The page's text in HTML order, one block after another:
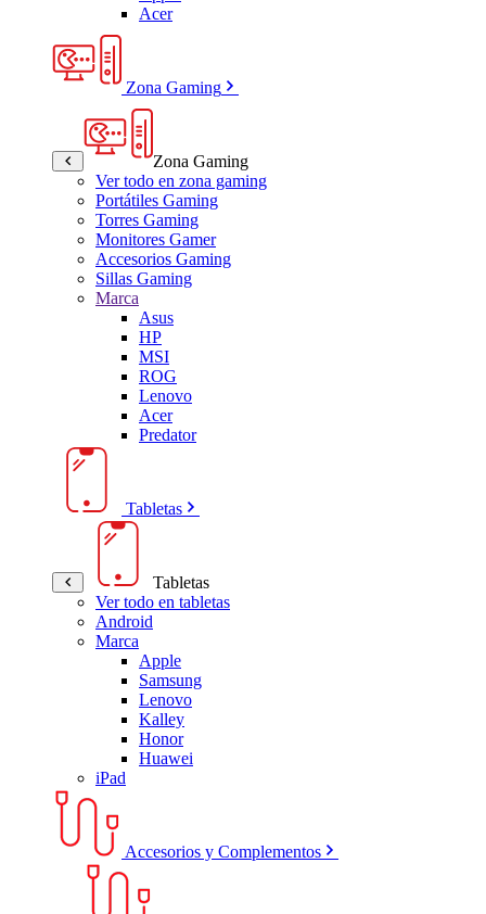
Acer
Zona Gaming
Zona Gaming
Ver todo en zona gaming
Portátiles Gaming
Torres Gaming
Monitores Gamer
Accesorios Gaming
Sillas Gaming
Marca
Asus
HP
MSI
ROG
Lenovo
Acer
Predator
Tabletas
Tabletas
Ver todo en tabletas
Android
Marca
Apple
Samsung
Lenovo
Kalley
Honor
Huawei
iPad
Accesorios y Complementos